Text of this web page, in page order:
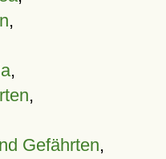
,
,
,
Gefährten,